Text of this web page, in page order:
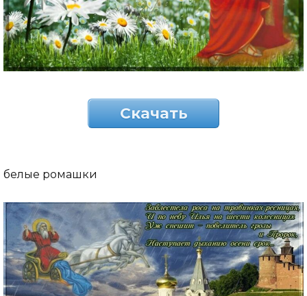
Скачать
белые ромашки